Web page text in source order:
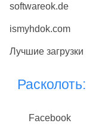
softwareok.de
ismyhdok.com
Лучшие загрузки
Расколоть:
Facebook